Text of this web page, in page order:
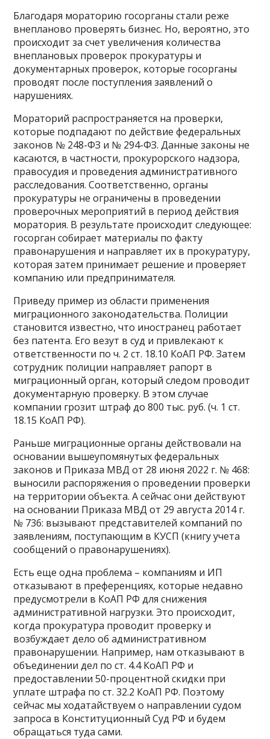
Благодаря мораторию госорганы стали реже
внепланово проверять бизнес. Но, вероятно, это
происходит за счет увеличения количества
внеплановых проверок прокуратуры и
документарных проверок, которые госорганы
проводят после поступления заявлений о
нарушениях.
Мораторий распространяется на проверки,
которые подпадают по действие федеральных
законов № 248-ФЗ и № 294-ФЗ. Данные законы не
касаются, в частности, прокурорского надзора,
правосудия и проведения административного
расследования. Соответственно, органы
прокуратуры не ограничены в проведении
проверочных мероприятий в период действия
моратория. В результате происходит следующее:
госорган собирает материалы по факту
правонарушения и направляет их в прокуратуру,
которая затем принимает решение и проверяет
компанию или предпринимателя.
Приведу пример из области применения
миграционного законодательства. Полиции
становится известно, что иностранец работает
без патента. Его везут в суд и привлекают к
ответственности по ч. 2 ст. 18.10 КоАП РФ. Затем
сотрудник полиции направляет рапорт в
миграционный орган, который следом проводит
документарную проверку. В этом случае
компании грозит штраф до 800 тыс. руб. (ч. 1 ст.
18.15 КоАП РФ).
Раньше миграционные органы действовали на
основании вышеупомянутых федеральных
законов и Приказа МВД от 28 июня 2022 г. № 468:
выносили распоряжения о проведении проверки
на территории объекта. А сейчас они действуют
на основании Приказа МВД от 29 августа 2014 г.
№ 736: вызывают представителей компаний по
заявлениям, поступающим в КУСП (книгу учета
сообщений о правонарушениях).
Есть еще одна проблема – компаниям и ИП
отказывают в преференциях, которые недавно
предусмотрели в КоАП РФ для снижения
административной нагрузки. Это происходит,
когда прокуратура проводит проверку и
возбуждает дело об административном
правонарушении. Например, нам отказывают в
объединении дел по ст. 4.4 КоАП РФ и
предоставлении 50-процентной скидки при
уплате штрафа по ст. 32.2 КоАП РФ. Поэтому
сейчас мы ходатайствуем о направлении судом
запроса в Конституционный Суд РФ и будем
обращаться туда сами.